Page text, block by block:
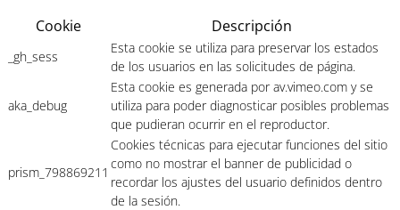
Cookie Descripción
_gh_sess
Esta cookie se utiliza para preservar los estados
de los usuarios en las solicitudes de página.
aka_debug
Esta cookie es generada por av.vimeo.com y se
utiliza para poder diagnosticar posibles problemas
que pudieran ocurrir en el reproductor.
prism_798869211
Cookies técnicas para ejecutar funciones del sitio
como no mostrar el banner de publicidad o
recordar los ajustes del usuario definidos dentro
de la sesión.